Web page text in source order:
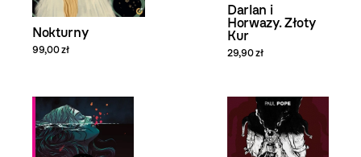
Nokturny
99,00 zł
Darlan i
Horwazy. Złoty
Kur
29,90 zł